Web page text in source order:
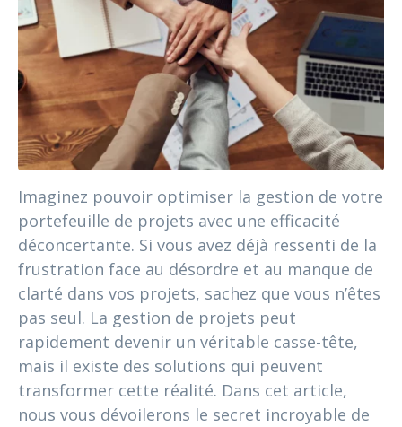
Imaginez pouvoir optimiser la gestion de votre
portefeuille de projets avec une efficacité
déconcertante. Si vous avez déjà ressenti de la
frustration face au désordre et au manque de
clarté dans vos projets, sachez que vous n’êtes
pas seul. La gestion de projets peut
rapidement devenir un véritable casse-tête,
mais il existe des solutions qui peuvent
transformer cette réalité. Dans cet article,
nous vous dévoilerons le secret incroyable de